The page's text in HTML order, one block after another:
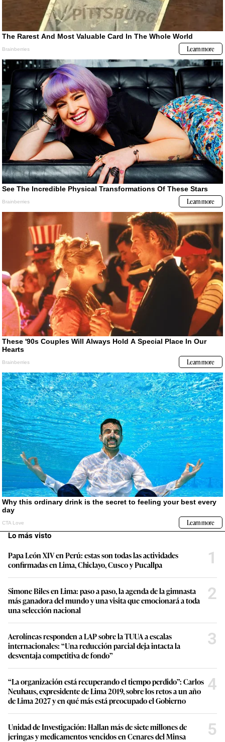
Lo más visto
Papa León XIV en Perú: estas son todas las actividades
confirmadas en Lima, Chiclayo, Cusco y Pucallpa
1
Simone Biles en Lima: paso a paso, la agenda de la gimnasta
más ganadora del mundo y una visita que emocionará a toda
una selección nacional
2
Aerolíneas responden a LAP sobre la TUUA a escalas
internacionales: “Una reducción parcial deja intacta la
desventaja competitiva de fondo”
3
“La organización está recuperando el tiempo perdido”: Carlos
Neuhaus, expresidente de Lima 2019, sobre los retos a un año
de Lima 2027 y en qué más está preocupado el Gobierno
4
Unidad de Investigación: Hallan más de siete millones de
jeringas y medicamentos vencidos en Cenares del Minsa
5